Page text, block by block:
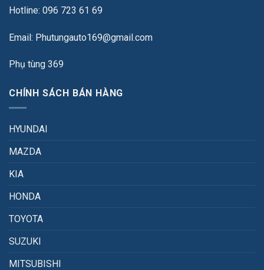
Hotline: 096 723 61 69
Email: Phutungauto169@gmail.com
Phụ tùng 369
CHÍNH SÁCH BÁN HÀNG
HYUNDAI
MAZDA
KIA
HONDA
TOYOTA
SUZUKI
MITSUBISHI